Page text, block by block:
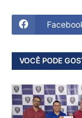
VOCÊ PODE